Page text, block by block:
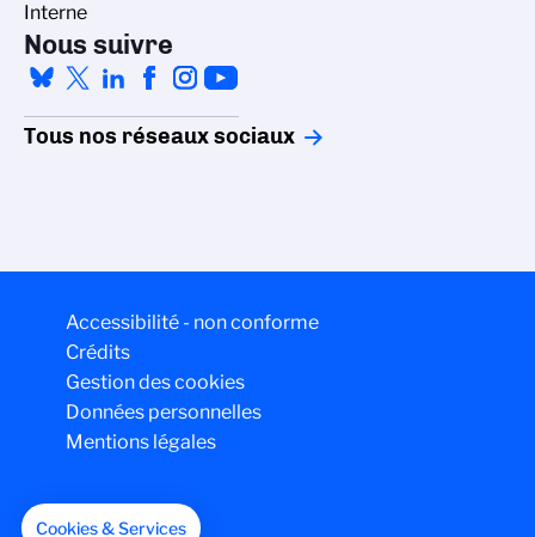
Interne
Nous suivre
Tous nos réseaux sociaux
Accessibilité - non conforme
Crédits
Gestion des cookies
Données personnelles
Mentions légales
Cookies & Services